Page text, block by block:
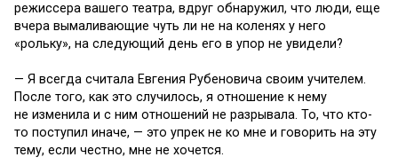
режиссера вашего театра, вдруг обнаружил, что люди, еще
вчера вымаливающие чуть ли не на коленях у него
«рольку», на следующий день его в упор не увидели?
— Я всегда считала Евгения Рубеновича своим учителем.
После того, как это случилось, я отношение к нему
не изменила и с ним отношений не разрывала. То, что кто-
то поступил иначе, — это упрек не ко мне и говорить на эту
тему, если честно, мне не хочется.